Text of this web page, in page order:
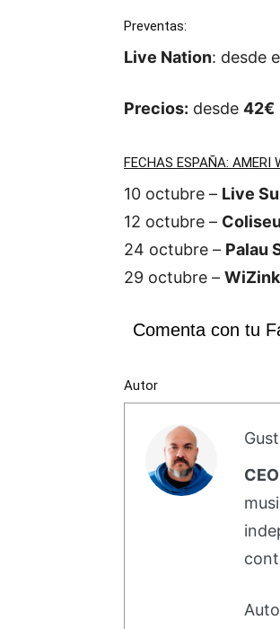
Preventas:
Live Nation: desde
Precios: desde 42€
FECHAS ESPAÑA: AMERI
10 octubre – Live
12 octubre –
24 octubre – Palau
29 octubre –
Comenta con tu
Autor